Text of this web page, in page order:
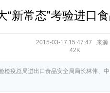
“新常态”考验进口
2015-03-17 15:47:47 来源
42K
总局进出口食品安全局局长林伟、中